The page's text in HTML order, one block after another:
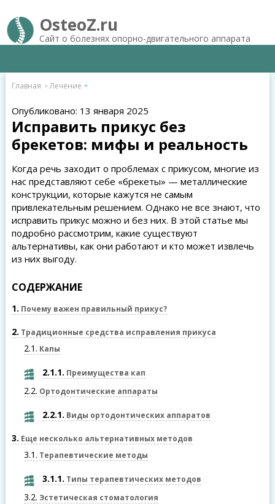
OsteoZ.ru
Сайт о болезнях опорно-двигательного аппарата
Главная Лечение
Опубликовано: 13 января 2025
Исправить прикус без
брекетов: мифы и реальность
Когда речь заходит о проблемах с прикусом, многие из
нас представляют себе «брекеты» — металлические
конструкции, которые кажутся не самым
привлекательным решением. Однако не все знают, что
исправить прикус можно и без них. В этой статье мы
подробно рассмотрим, какие существуют
альтернативы, как они работают и кто может извлечь
из них выгоду.
СОДЕРЖАНИЕ
1 Почему важен правильный прикус?
2 Традиционные средства исправления прикуса
2.1 Капы
2.1.1 Преимущества кап
2.2 Ортодонтические аппараты
2.2.1 Виды ортодонтических аппаратов
3 Еще несколько альтернативных методов
3.1 Терапевтические методы
3.1.1 Типы терапевтических методов
3.2 Эстетическая стоматология